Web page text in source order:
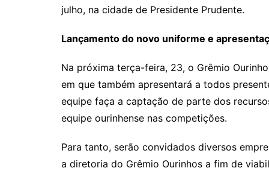
julho, na cidade de Presidente Prudente.
Lançamento do novo uniforme e
Na próxima terça-feira, 23, o Grêmio
em que também apresentará a todos
equipe faça a captação de parte dos
equipe ourinhense nas competições.
Para tanto, serão convidados diversos
a diretoria do Grêmio Ourinhos a fim de